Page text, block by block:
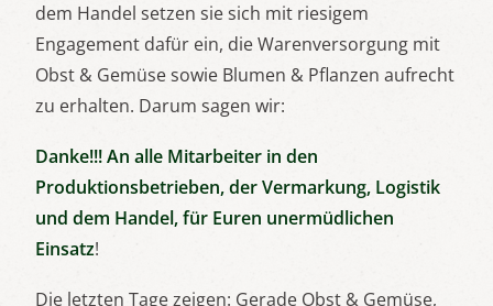
dem Handel setzen sie sich mit riesigem
Engagement dafür ein, die Warenversorgung mit
Obst & Gemüse sowie Blumen & Pflanzen aufrecht
zu erhalten. Darum sagen wir:
Danke!!! An alle Mitarbeiter in den
Produktionsbetrieben, der Vermarkung, Logistik
und dem Handel, für Euren unermüdlichen
Einsatz!
Die letzten Tage zeigen: Gerade Obst & Gemüse,